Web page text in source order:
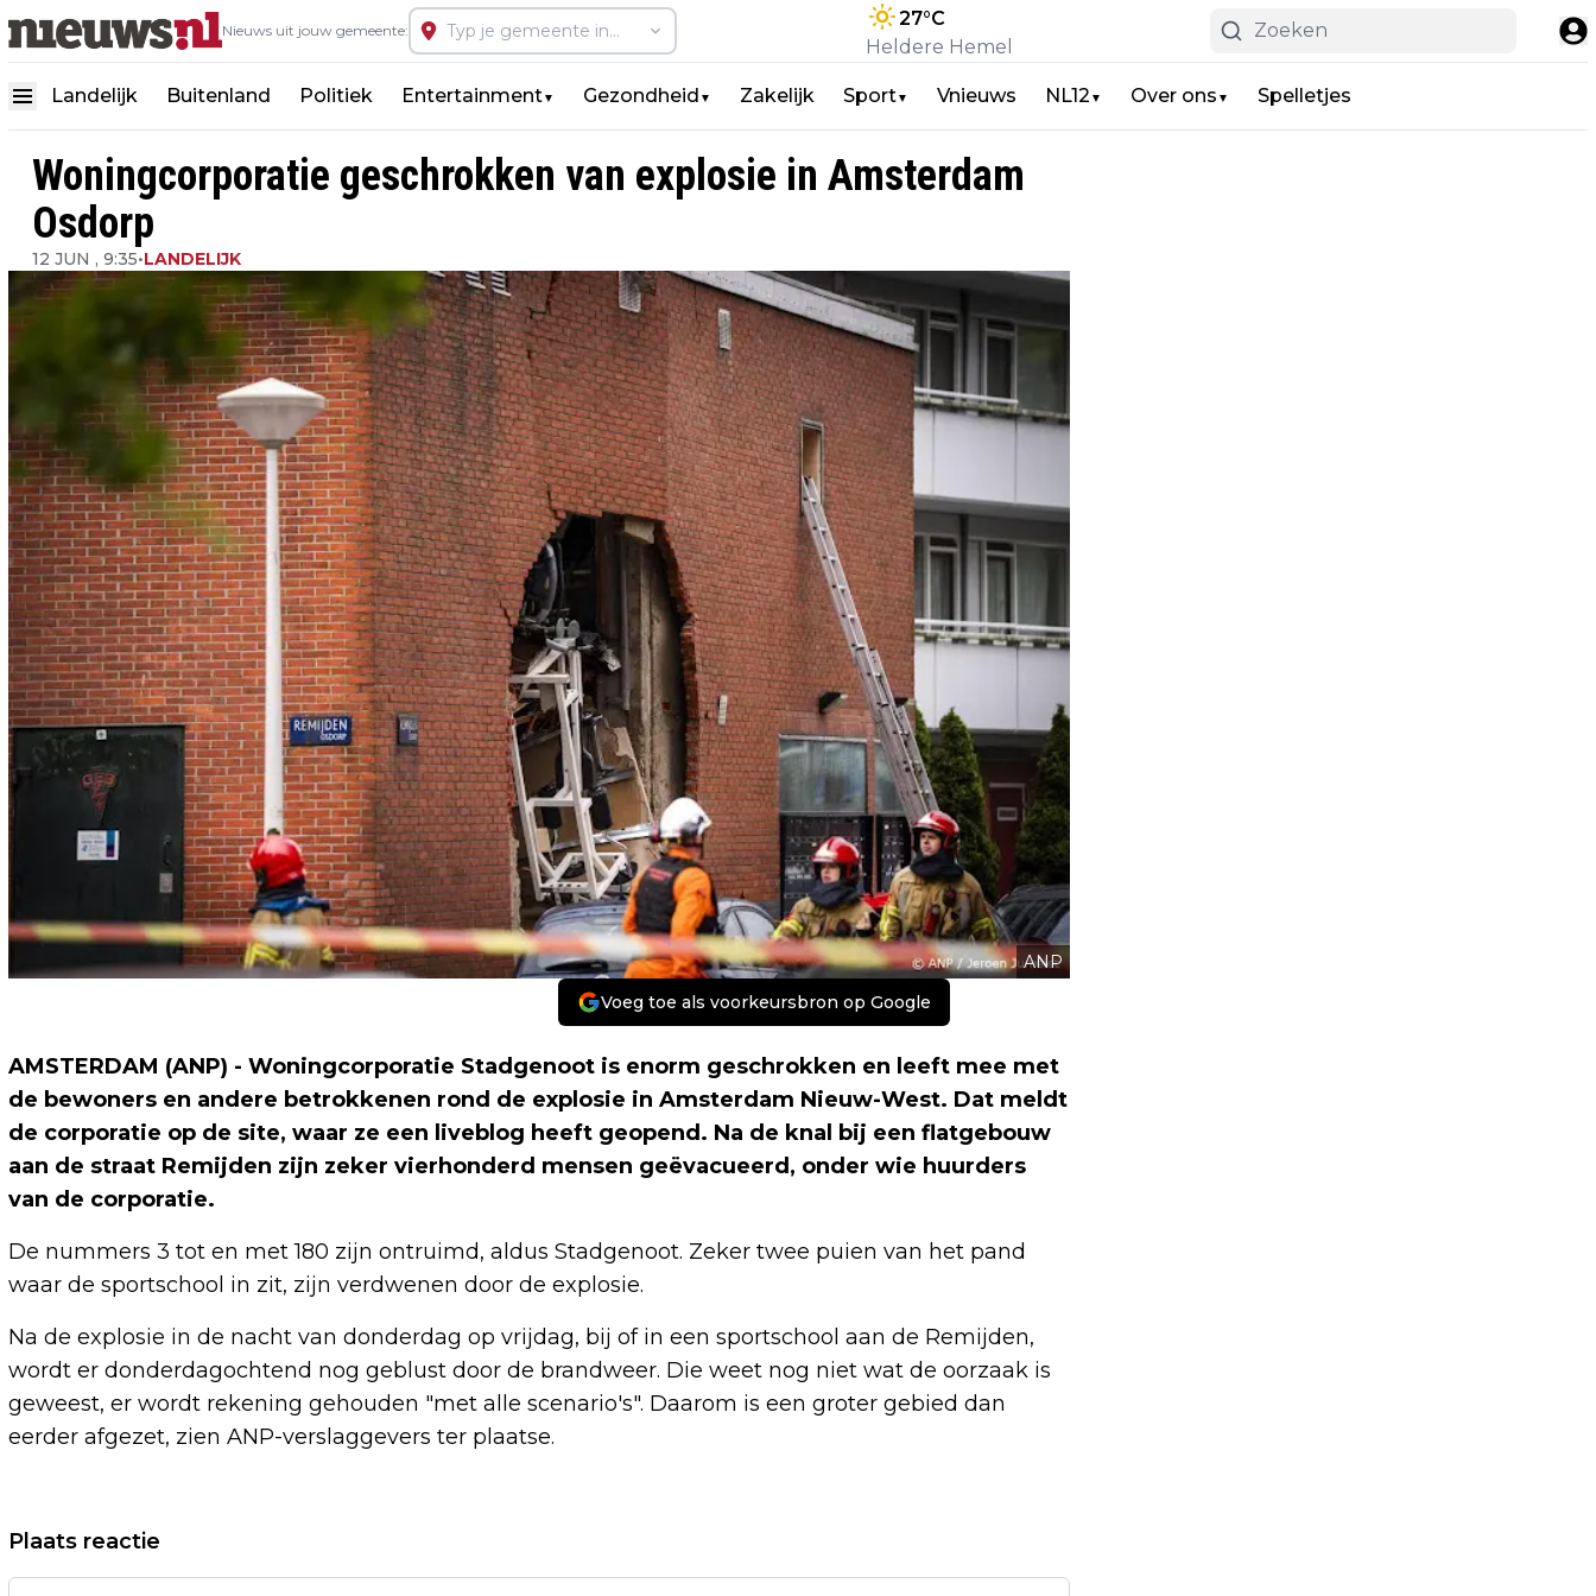
Nieuws uit jouw gemeente:
27°C
Heldere Hemel
Landelijk Buitenland Politiek Entertainment▼ Gezondheid ▼ Zakelijk Sport▼ Vnieuws NL12 ▼ Over ons ▼ Spelletjes
Woningcorporatie geschrokken van explosie in Amsterdam
Osdorp
12 JUN , 9:35•LANDELIJK
ANP
Voeg toe als voorkeursbron op Google
AMSTERDAM (ANP) - Woningcorporatie Stadgenoot is enorm geschrokken en leeft mee met
de bewoners en andere betrokkenen rond de explosie in Amsterdam Nieuw-West. Dat meldt
de corporatie op de site, waar ze een liveblog heeft geopend. Na de knal bij een flatgebouw
aan de straat Remijden zijn zeker vierhonderd mensen geëvacueerd, onder wie huurders
van de corporatie.
De nummers 3 tot en met 180 zijn ontruimd, aldus Stadgenoot. Zeker twee puien van het pand
waar de sportschool in zit, zijn verdwenen door de explosie.
Na de explosie in de nacht van donderdag op vrijdag, bij of in een sportschool aan de Remijden,
wordt er donderdagochtend nog geblust door de brandweer. Die weet nog niet wat de oorzaak is
geweest, er wordt rekening gehouden "met alle scenario's". Daarom is een groter gebied dan
eerder afgezet, zien ANP-verslaggevers ter plaatse.
Vorig artikel
ANNIKO VAN SANTEN WORDT
VAN DEN BRINK VERWACHT FORS
Plaats reactie